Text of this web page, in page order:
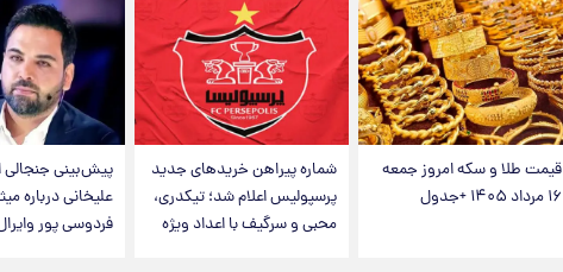
قیمت طلا و سکه امروز جمعه
۱۶ مرداد ۱۴۰۵ +جدول
شماره پیراهن خریدهای جدید
پرسپولیس اعلام شد؛ تیکدری،
محبی و سرگیف با اعداد ویژه
پیش‌بینی
علیخانی درباره
فردوسی پور